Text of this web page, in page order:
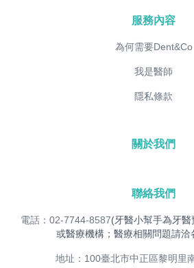
服務內容
為何需要Dent&Co
我是醫師
隱私條款
關於我們
聯絡我們
電話：02-7744-8587(牙醫小幫手為牙
或醫療機構；醫療相關問題請洽
地址：100臺北市中正區黎明里